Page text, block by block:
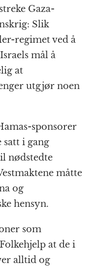
Gaza-
Slik
regimet ved å
mål å
at
utgjør noen
sponsorer
i gang
nødstedte
måtte
og
hensyn.
som
at de i
alltid og